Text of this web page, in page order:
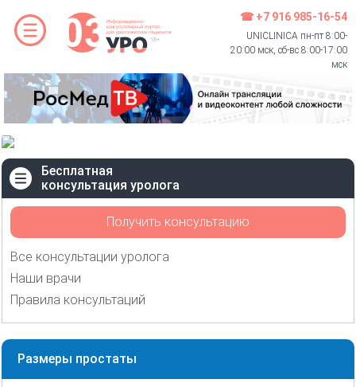
☎ +7 916 985-16-54
UNICLINICA пн-пт 8:00-
20:00 мск, сб-вс 8:00-17:00
мск
Бесплатная
консультация уролога
Получить консультацию
Все консультации уролога
Наши врачи
Правила консультаций
Размеры простаты